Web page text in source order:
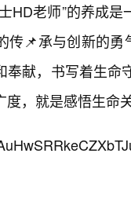
HD老师”的养成
传📌承与创新的
奉献，书写着生命
度，就是感悟生命